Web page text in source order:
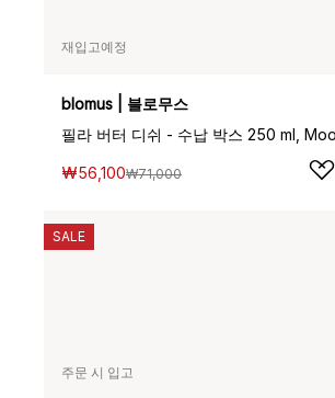
재입고예정
blomus | 블로무스
₩56,100₩71,000
주문 시 입고
SALE